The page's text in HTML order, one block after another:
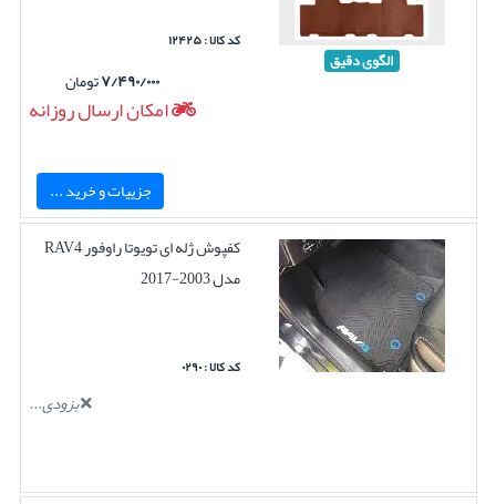
الگوی دقیق
کد کالا : ۱۲۴۲۵
۷/۴۹۰/۰۰۰تومان
امکان ارسال روزانه
جزییات و خرید ...
کفپوش ژله ای تویوتا راوفور RAV4
مدل 2003-2017
کد کالا : ۰۲۹۰
بزودی...